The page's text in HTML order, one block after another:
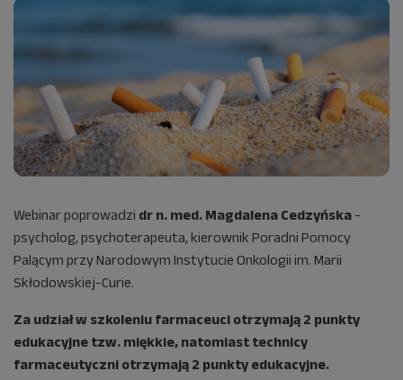
Webinar poprowadzi dr n. med. Magdalena Cedzyńska -
psycholog, psychoterapeuta, kierownik Poradni Pomocy
Palącym przy Narodowym Instytucie Onkologii im. Marii
Skłodowskiej-Curie.
Za udział w szkoleniu farmaceuci otrzymają 2 punkty
edukacyjne tzw. miękkie, natomiast technicy
farmaceutyczni otrzymają 2 punkty edukacyjne.